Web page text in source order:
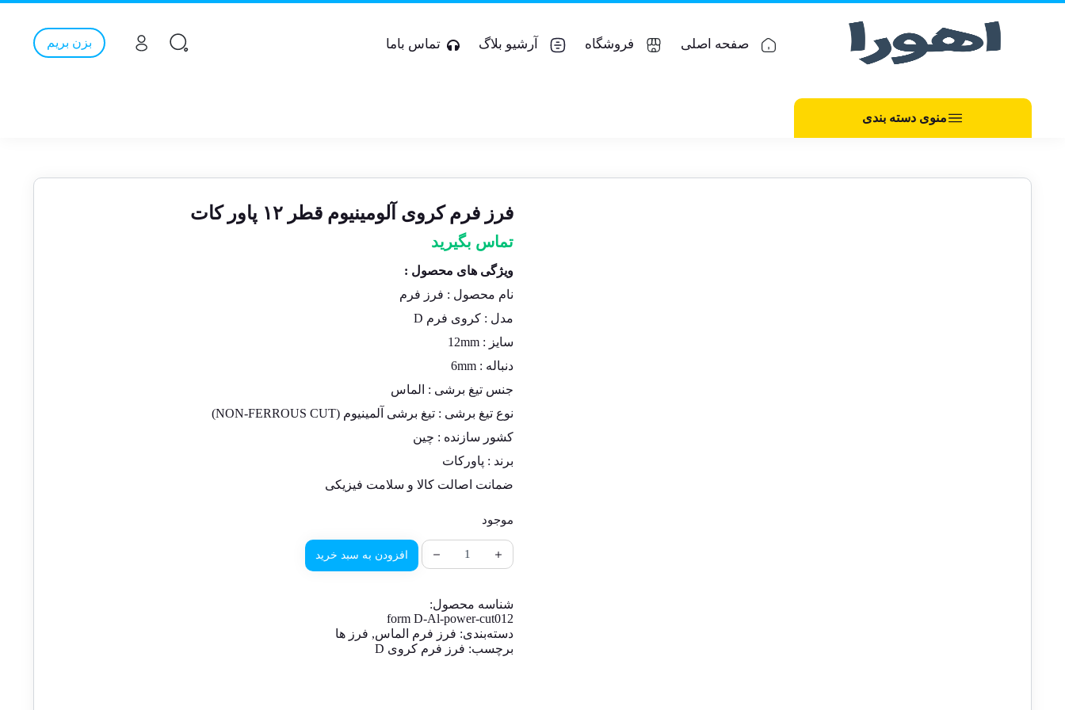
صفحه اصلی فروشگاه آرشیو بلاگ تماس باما بزن بریم
منوی دسته بندی
فرز فرم کروی آلومینیوم قطر ۱۲ پاور کات
تماس بگیرید
ویژگی های محصول :
نام محصول : فرز فرم
مدل : کروی فرم D
سایز : 12 mm
دنباله : 6mm
جنس تیغ برشی : الماس
نوع تیغ برشی : تیغ برشی آلمینیوم (NON-FERROUS CUT)
کشور سازنده : چین
برند : پاورکات
ضمانت اصالت کالا و سلامت فیزیکی
موجود
افزودن به سبد خرید
شناسه محصول:
form D-Al-power-cut012
دسته‌بندی: فرز فرم الماس, فرز ها
برچسب: فرز فرم کروی D